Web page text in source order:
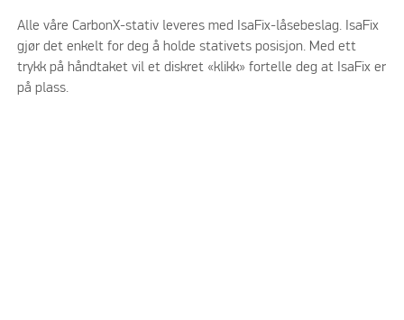
Alle våre CarbonX-stativ leveres med IsaFix-låsebeslag. IsaFix
gjør det enkelt for deg å holde stativets posisjon. Med ett
trykk på håndtaket vil et diskret «klikk» fortelle deg at IsaFix er
på plass.